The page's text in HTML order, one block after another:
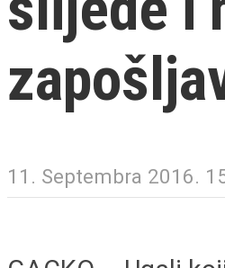
11. Septembra 2016.